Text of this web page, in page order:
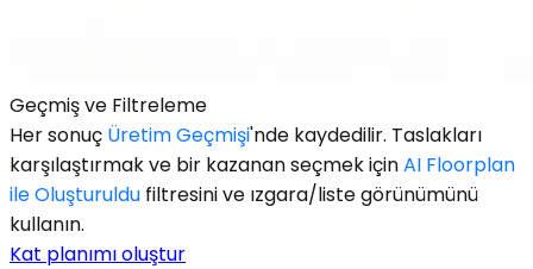
Geçmiş ve Filtreleme
Her sonuç Üretim Geçmişi'nde kaydedilir. Taslakları
karşılaştırmak ve bir kazanan seçmek içinAI Floorplan
ile Oluşturuldu filtresini ve ızgara/liste görünümünü
kullanın.
Kat planımı oluştur